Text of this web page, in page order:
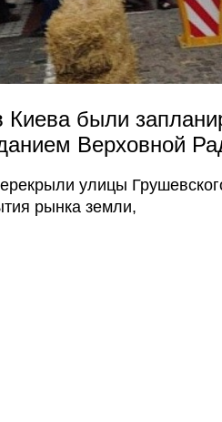
Киева были
Верховной
улицы
рынка земли,